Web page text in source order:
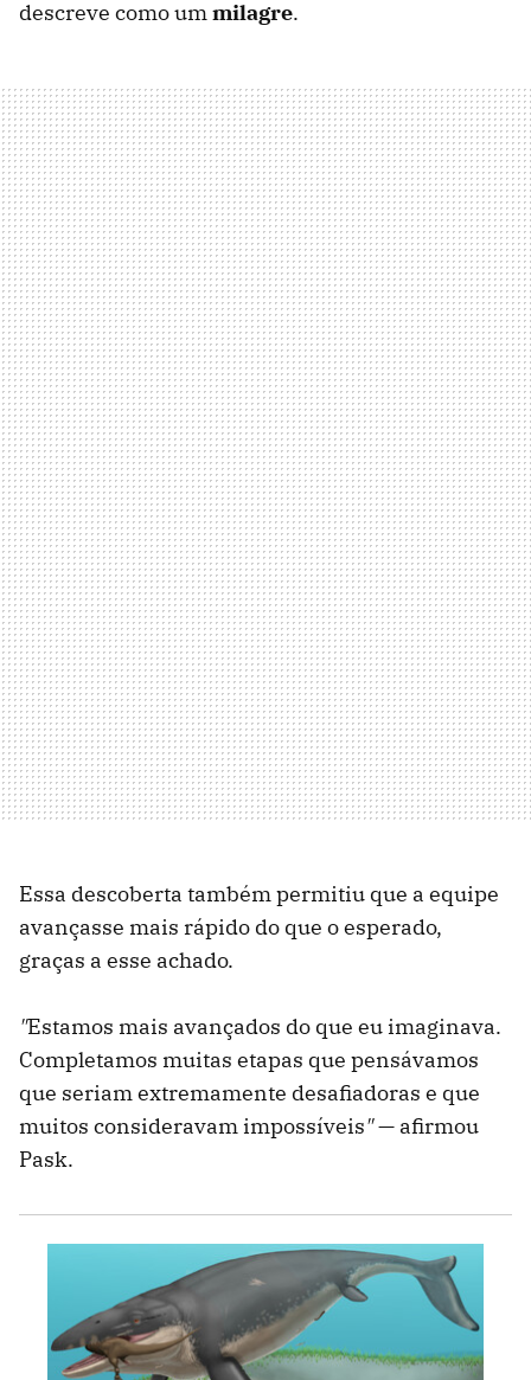
descreve como ummilagre.
Essa descoberta também permitiu que a equipe
avançasse mais rápido do que o esperado,
graças a esse achado.
"Estamos mais avançados do que eu imaginava.
Completamos muitas etapas que pensávamos
que seriam extremamente desafiadoras e que
muitos consideravam impossíveis"— afirmou
Pask.